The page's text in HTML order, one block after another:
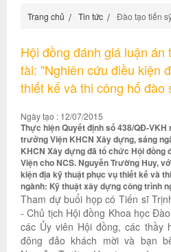
Trang chủ Tin tức Đào tạo tiến
Hội đồng đánh giá luận
tài: "Nghiên cứu điều kiện
thiết kế và thi công hố đào
Ngày tạo : 12/07/2015
Thực hiện Quyết định số 438/QĐ-VKH
trưởng Viện KHCN Xây dựng, sáng
KHCN Xây dựng đã tổ chức Hội đồng
Viện cho NCS. Nguyễn Trường Huy,
kiện địa kỹ thuật phục vụ thiết kế và
ngành: Kỹ thuật xây dựng công trình
Tham dự buổi họp có Tiến sĩ
- Chủ tịch Hội đồng Khoa học
các Ủy viên Hội đồng, các thầy
đông đảo khách mời và bạn